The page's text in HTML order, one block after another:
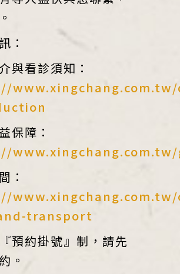
：
與看診須知：
保障：
：
transport
預約掛號』制，請先
。